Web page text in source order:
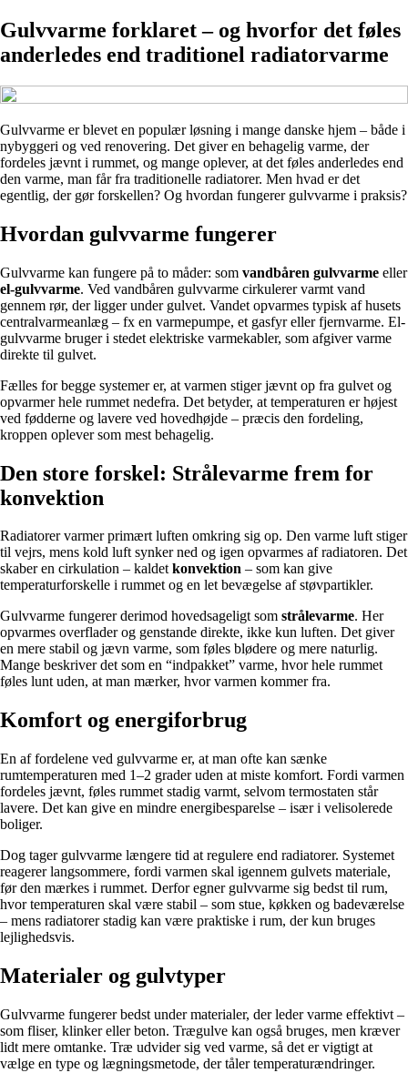
Gulvvarme forklaret – og hvorfor det føles
anderledes end traditionel radiatorvarme
Gulvvarme er blevet en populær løsning i mange danske hjem – både i
nybyggeri og ved renovering. Det giver en behagelig varme, der
fordeles jævnt i rummet, og mange oplever, at det føles anderledes end
den varme, man får fra traditionelle radiatorer. Men hvad er det
egentlig, der gør forskellen? Og hvordan fungerer gulvvarme i praksis?
Hvordan gulvvarme fungerer
Gulvvarme kan fungere på to måder: som vandbåren gulvvarme eller
el-gulvvarme. Ved vandbåren gulvvarme cirkulerer varmt vand
gennem rør, der ligger under gulvet. Vandet opvarmes typisk af husets
centralvarmeanlæg – fx en varmepumpe, et gasfyr eller fjernvarme. El-
gulvvarme bruger i stedet elektriske varmekabler, som afgiver varme
direkte til gulvet.
Fælles for begge systemer er, at varmen stiger jævnt op fra gulvet og
opvarmer hele rummet nedefra. Det betyder, at temperaturen er højest
ved fødderne og lavere ved hovedhøjde – præcis den fordeling,
kroppen oplever som mest behagelig.
Den store forskel: Strålevarme frem for
konvektion
Radiatorer varmer primært luften omkring sig op. Den varme luft stiger
til vejrs, mens kold luft synker ned og igen opvarmes af radiatoren. Det
skaber en cirkulation – kaldetkonvektion – som kan give
temperaturforskelle i rummet og en let bevægelse af støvpartikler.
Gulvvarme fungerer derimod hovedsageligt som strålevarme. Her
opvarmes overflader og genstande direkte, ikke kun luften. Det giver
en mere stabil og jævn varme, som føles blødere og mere naturlig.
Mange beskriver det som en “indpakket” varme, hvor hele rummet
føles lunt uden, at man mærker, hvor varmen kommer fra.
Komfort og energiforbrug
En af fordelene ved gulvvarme er, at man ofte kan sænke
rumtemperaturen med 1–2 grader uden at miste komfort. Fordi varmen
fordeles jævnt, føles rummet stadig varmt, selvom termostaten står
lavere. Det kan give en mindre energibesparelse – især i velisolerede
boliger.
Dog tager gulvvarme længere tid at regulere end radiatorer. Systemet
reagerer langsommere, fordi varmen skal igennem gulvets materiale,
før den mærkes i rummet. Derfor egner gulvvarme sig bedst til rum,
hvor temperaturen skal være stabil – som stue, køkken og badeværelse
– mens radiatorer stadig kan være praktiske i rum, der kun bruges
lejlighedsvis.
Materialer og gulvtyper
Gulvvarme fungerer bedst under materialer, der leder varme effektivt –
som fliser, klinker eller beton. Trægulve kan også bruges, men kræver
lidt mere omtanke. Træ udvider sig ved varme, så det er vigtigt at
vælge en type og lægningsmetode, der tåler temperaturændringer.